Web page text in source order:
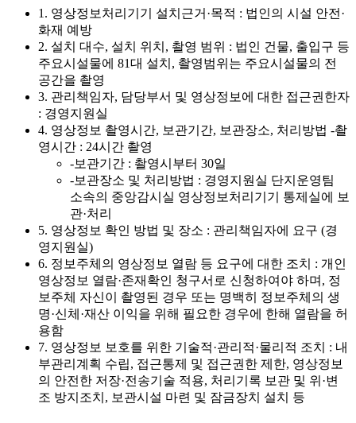
1. 영상정보처리기기 설치근거·목적 : 법인의 시설 안전·
화재 예방
2. 설치 대수, 설치 위치, 촬영 범위 : 법인 건물, 출입구 등
주요시설물에 81대 설치, 촬영범위는 주요시설물의 전
공간을 촬영
3. 관리책임자, 담당부서 및 영상정보에 대한 접근권한자
: 경영지원실
4. 영상정보 촬영시간, 보관기간, 보관장소, 처리방법 -촬
영시간 : 24시간 촬영
-보관기간 : 촬영시부터 30일
-보관장소 및 처리방법 : 경영지원실 단지운영팀
소속의 중앙감시실 영상정보처리기기 통제실에 보
관·처리
5. 영상정보 확인 방법 및 장소 : 관리책임자에 요구 (경
영지원실)
6. 정보주체의 영상정보 열람 등 요구에 대한 조치 : 개인
영상정보 열람·존재확인 청구서로 신청하여야 하며, 정
보주체 자신이 촬영된 경우 또는 명백히 정보주체의 생
명·신체·재산 이익을 위해 필요한 경우에 한해 열람을 허
용함
7. 영상정보 보호를 위한 기술적·관리적·물리적 조치 : 내
부관리계획 수립, 접근통제 및 접근권한 제한, 영상정보
의 안전한 저장·전송기술 적용, 처리기록 보관 및 위·변
조 방지조치, 보관시설 마련 및 잠금장치 설치 등